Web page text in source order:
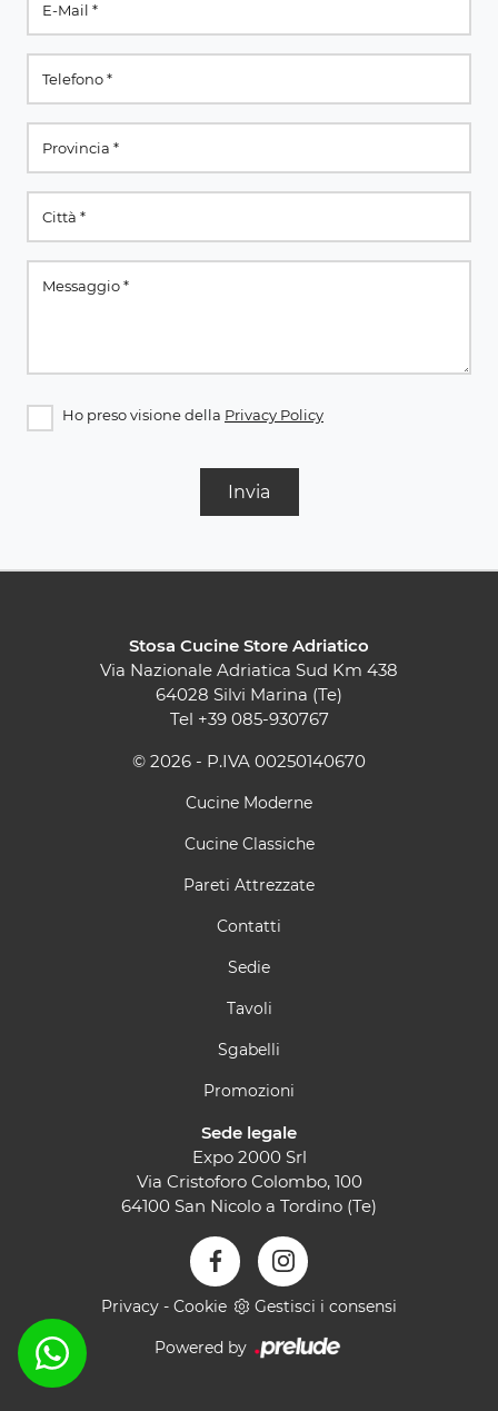
Ho preso visione della Privacy Policy
Invia
Stosa Cucine Store Adriatico
Via Nazionale Adriatica Sud Km 438
64028 Silvi Marina (Te)
Tel +39 085-930767
© 2026 - P.IVA 00250140670
Cucine Moderne
Cucine Classiche
Pareti Attrezzate
Contatti
Sedie
Tavoli
Sgabelli
Promozioni
Sede legale
Expo 2000 Srl
Via Cristoforo Colombo, 100
64100 San Nicolo a Tordino (Te)
Privacy - Cookie Gestisci i consensi
Powered by